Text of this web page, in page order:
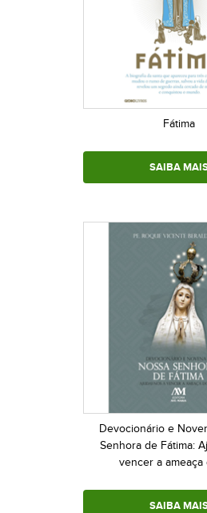
Fátima
SAIBA
Devocionário e
Senhora de Fátima:
vencer a ameaça
SAIBA